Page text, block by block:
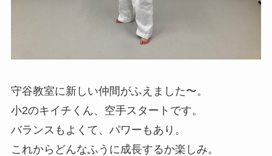
守谷教室に新しい仲間がふえました〜。
小2のキイチくん、空手スタートです。
バランスもよくて、パワーもあり。
これからどんなふうに成長するか楽しみ。